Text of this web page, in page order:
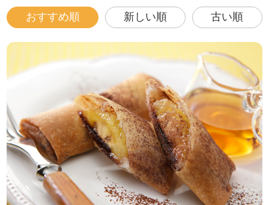
おすすめ順 新しい順 古い順